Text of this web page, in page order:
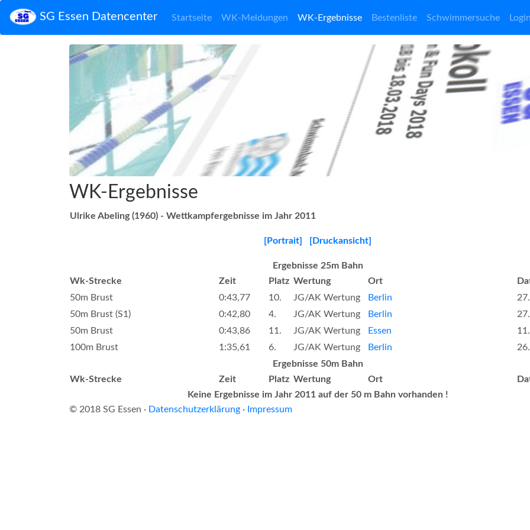
SG Essen Datencenter Startseite WK-Meldungen WK-Ergebnisse Bestenliste Schwimmersuche
WK-Ergebnisse
Ulrike Abeling (1960) - Wettkampfergebnisse im Jahr 2011
[Portrait] [Druckansicht]
Ergebnisse 25m Bahn
Wk-Strecke
Zeit Platz Wertung Ort
50m Brust
0:43,77 10. JG/AK Wertung Berlin
50m Brust (S1)
0:42,80 4. JG/AK Wertung Berlin
50m Brust
0:43,86 11. JG/AK Wertung Essen
100m Brust
1:35,61 6. JG/AK Wertung Berlin
Ergebnisse 50m Bahn
Wk-Strecke
Zeit Platz Wertung Ort
Keine Ergebnisse im Jahr 2011 auf der 50 m Bahn vorhanden !
© 2018 SG Essen · Datenschutzerklärung · Impressum